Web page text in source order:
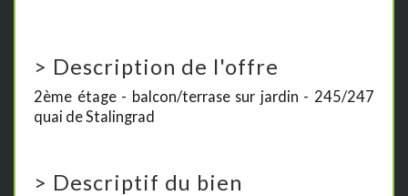
> Description de l'offre
2ème étage - balcon/terrase sur jardin - 245/247
quai de Stalingrad
> Descriptif du bien